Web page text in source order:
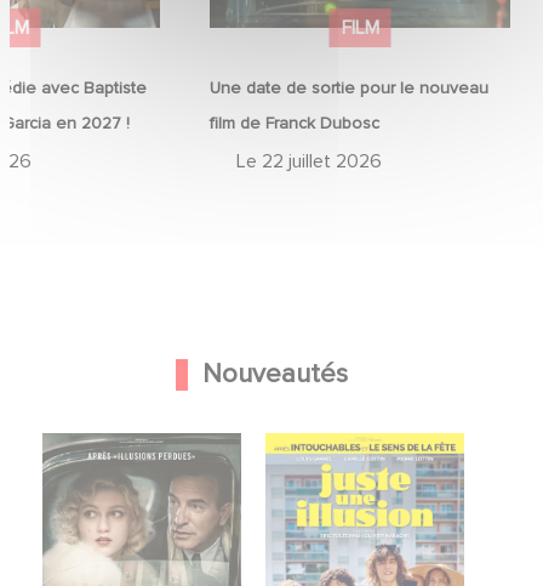
avec Baptiste
en 2027 !
FILM
Une date de sortie pour le nouveau
film de Franck Dubosc
Le 22 juillet 2026
Nouveautés